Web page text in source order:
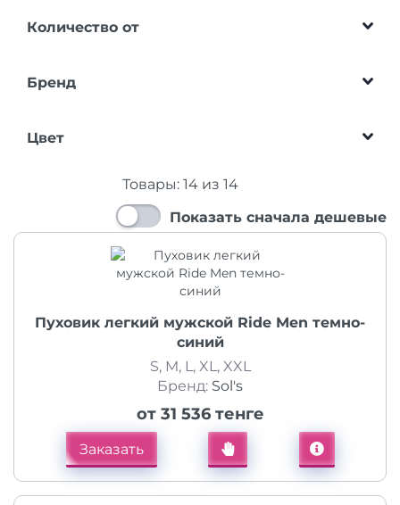
Количество от
Бренд
Цвет
Товары: 14из 14
Показать сначала дешевые
Пуховик легкий мужской Ride Men темно-
синий
S, M, L, XL, XXL
Бренд: Sol's
от 31 536 тенге
Заказать